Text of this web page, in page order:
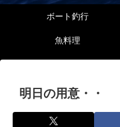
ボート釣行
魚料理
明日の用意・・